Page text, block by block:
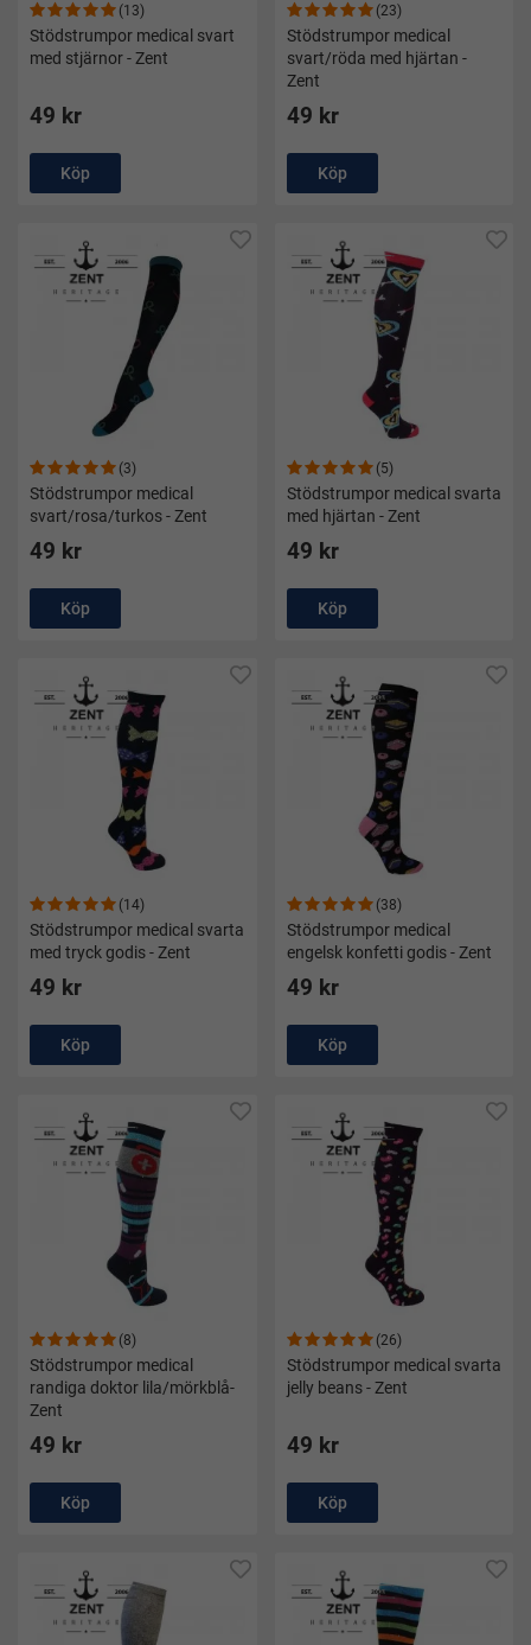
(13)
Stödstrumpor medical svart
med stjärnor - Zent
49 kr
Köp
(23)
Stödstrumpor medical
svart/röda med hjärtan -
Zent
49 kr
Köp
(3)
Stödstrumpor medical
svart/rosa/turkos - Zent
49 kr
Köp
(5)
Stödstrumpor medical svarta
med hjärtan - Zent
49 kr
Köp
(14)
Stödstrumpor medical svarta
med tryck godis - Zent
49 kr
Köp
(38)
Stödstrumpor medical
engelsk konfetti godis - Zent
49 kr
Köp
(8)
Stödstrumpor medical
randiga doktor lila/mörkblå-
Zent
49 kr
Köp
(26)
Stödstrumpor medical svarta
jelly beans - Zent
49 kr
Köp